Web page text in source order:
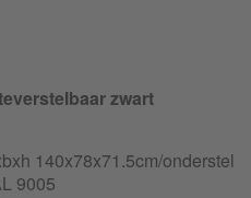
zwart
140x78x71.5cm/onderstel
9005